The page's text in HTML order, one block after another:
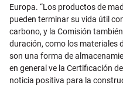
Europa. “Los productos de
pueden terminar su vida útil
carbono, y la Comisión
duración, como los materiales
son una forma de
en general ve la Certificación
noticia positiva para la